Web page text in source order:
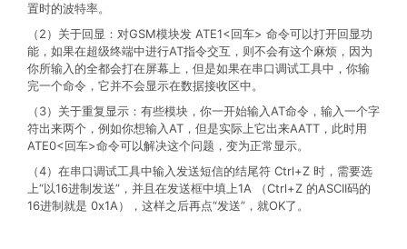
置时的波特率。
（2）关于回显：对GSM模块发 ATE1<回车> 命令可以打开回显功
能，如果在超级终端中进行AT指令交互，则不会有这个麻烦，因为
你所输入的全都会打在屏幕上，但是如果在串口调试工具中，你输
完一个命令，它并不会显示在数据接收区中。
（3）关于重复显示：有些模块，你一开始输入AT命令，输入一个字
符出来两个，例如你想输入AT，但是实际上它出来AATT，此时用
ATE0<回车>命令可以解决这个问题，变为正常显示。
（4）在串口调试工具中输入发送短信的结尾符 Ctrl+Z 时，需要选
上“以16进制发送”，并且在发送框中填上1A （Ctrl+Z 的ASCII码的
16进制就是 0x1A），这样之后再点“发送”，就OK了。